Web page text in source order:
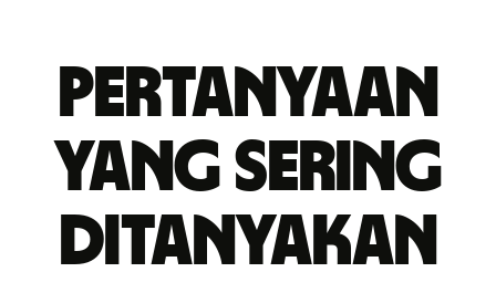
Pertanyaan
yang sering
ditanyakan